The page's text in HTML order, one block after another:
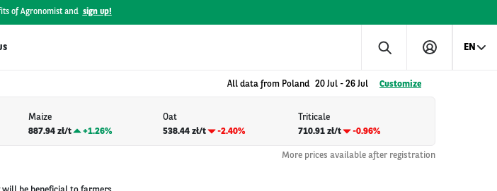
of Agronomist and sign up!
EN
All data from Poland 20 Jul - 26 Jul Customize
Maize
887.94 zł/t
+1.26%
Oat
538.44 zł/t
-2.40%
Triticale
710.91 zł/t
-0.96%
More prices available after registration